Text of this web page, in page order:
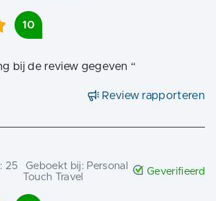
10
bij de review gegeven “
Review rapporteren
25
Geboekt bij: Personal
Touch Travel
Geverifieerd